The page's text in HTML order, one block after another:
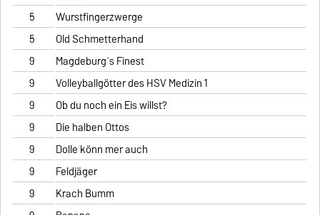
5
Wurstfingerzwerge
5
Old Schmetterhand
9
Magdeburg´s Finest
9
Volleyballgötter des HSV Medizin 1
9
Ob du noch ein Eis willst?
9
Die halben Ottos
9
Dolle könn mer auch
9
Feldjäger
9
Krach Bumm